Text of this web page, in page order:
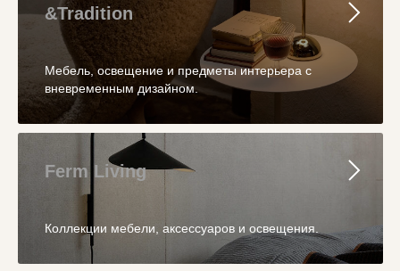
&Tradition
Мебель, освещение и предметы интерьера с
вневременным дизайном.
Ferm Living
Коллекции мебели, аксессуаров и освещения.